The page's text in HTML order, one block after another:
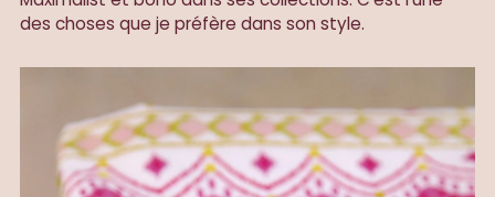
des choses que je préfère dans son style.